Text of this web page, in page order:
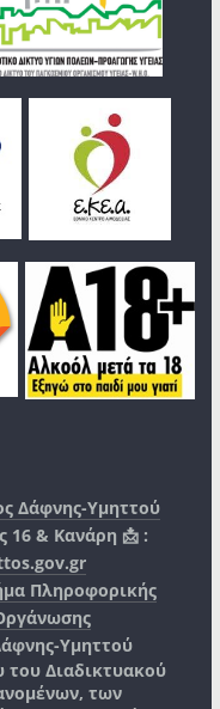
Δάφνης-Υμηττού
16 & Κανάρη 📩 :
Πληροφορικής
Υμηττού
του Διαδικτυακού
των